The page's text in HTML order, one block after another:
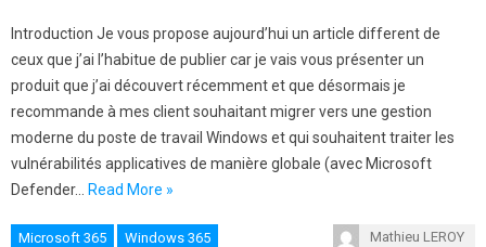
Introduction Je vous propose aujourd’hui un article different de
ceux que j’ai l’habitue de publier car je vais vous présenter un
produit que j’ai découvert récemment et que désormais je
recommande à mes client souhaitant migrer vers une gestion
moderne du poste de travail Windows et qui souhaitent traiter les
vulnérabilités applicatives de manière globale (avec Microsoft
Defender…
Read More »
Microsoft 365 Windows 365 Mathieu LEROY